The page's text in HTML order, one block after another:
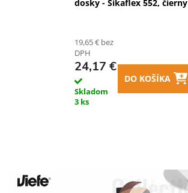
dosky - Sikaflex 552, čierny
19,65 € bez
DPH
24,17 €
Skladom
3 ks
DO KOŠÍKA